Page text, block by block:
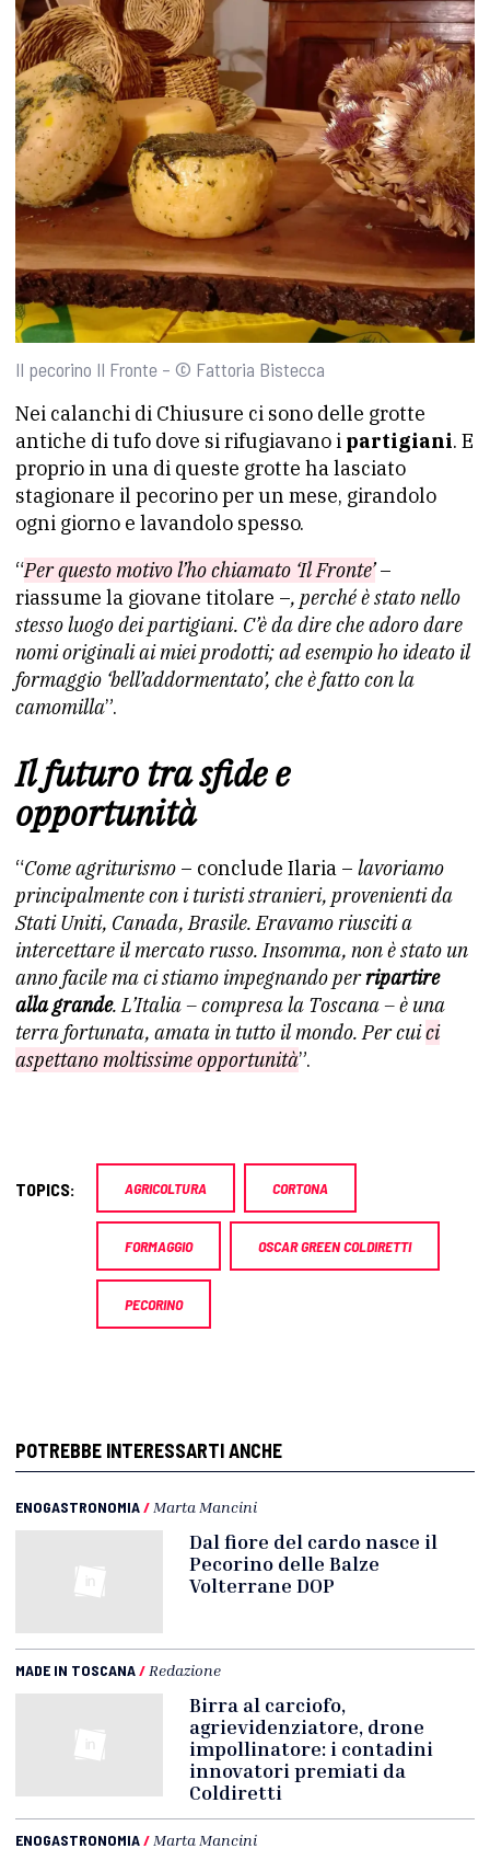
Il pecorino Il Fronte – © Fattoria Bistecca
Nei calanchi di Chiusure ci sono delle grotte
antiche di tufo dove si rifugiavano i partigiani. E
proprio in una di queste grotte ha lasciato
stagionare il pecorino per un mese, girandolo
ogni giorno e lavandolo spesso.
“Per questo motivo l’ho chiamato ‘Il Fronte’–
riassume la giovane titolare –, perché è stato nello
stesso luogo dei partigiani. C’è da dire che adoro dare
nomi originali ai miei prodotti; ad esempio ho ideato il
formaggio ‘bell’addormentato’, che è fatto con la
camomilla”.
Il futuro tra sfide e
opportunità
“Come agriturismo – conclude Ilaria – lavoriamo
principalmente con i turisti stranieri, provenienti da
Stati Uniti, Canada, Brasile. Eravamo riusciti a
intercettare il mercato russo. Insomma, non è stato un
anno facile ma ci stiamo impegnando perripartire
alla grande. L’Italia – compresa la Toscana – è una
terra fortunata, amata in tutto il mondo. Per cuici
aspettano moltissime opportunità”.
TOPICS: AGRICOLTURA CORTONA
FORMAGGIO OSCAR GREEN COLDIRETTI
PECORINO
POTREBBE INTERESSARTI ANCHE
ENOGASTRONOMIA/ Marta Mancini
Dal fiore del cardo nasce il
Pecorino delle Balze
Volterrane DOP
MADE IN TOSCANA/ Redazione
Birra al carciofo,
agrievidenziatore, drone
impollinatore: i contadini
innovatori premiati da
Coldiretti
ENOGASTRONOMIA/ Marta Mancini